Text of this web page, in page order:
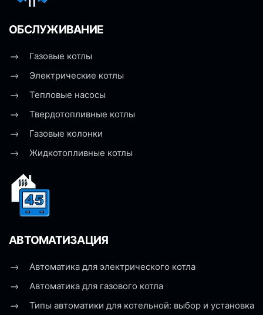
ОБСЛУЖИВАНИЕ
Газовые котлы
Электрические котлы
Тепловые насосы
Твердотопливные котлы
Газовые колонки
Жидкотопливные котлы
АВТОМАТИЗАЦИЯ
Автоматика для электрического котла
Автоматика для газового котла
Типы автоматики для котельной: выбор и установка